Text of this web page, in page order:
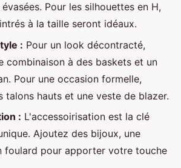
Pour les silhouettes en H,
à la taille seront idéaux.
: Pour un look décontracté,
combinaison à des baskets et un
Pour une occasion formelle,
talons hauts et une veste de blazer.
: L'accessoirisation est la clé
Ajoutez des bijoux, une
foulard pour apporter votre touche